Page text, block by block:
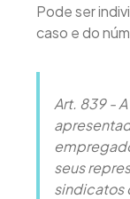
Pode ser
caso e do
Art. 839 -
seus
sindicatos